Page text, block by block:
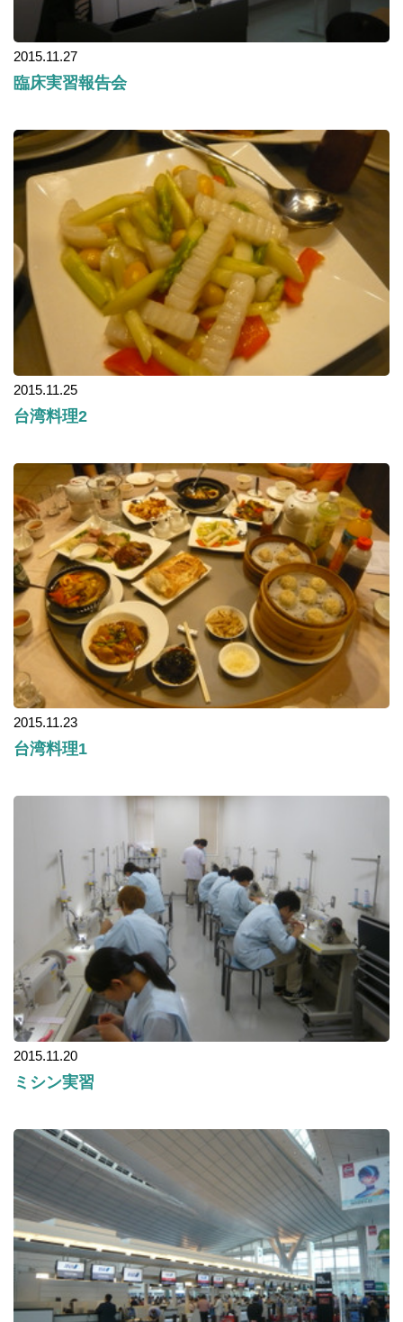
2015.11.27
臨床実習報告会
2015.11.25
台湾料理2
2015.11.23
台湾料理1
2015.11.20
ミシン実習